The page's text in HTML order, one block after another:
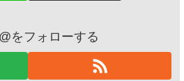
をフォローする